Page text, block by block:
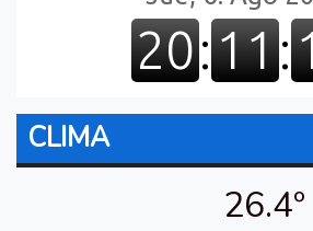
CLIMA
26.4º